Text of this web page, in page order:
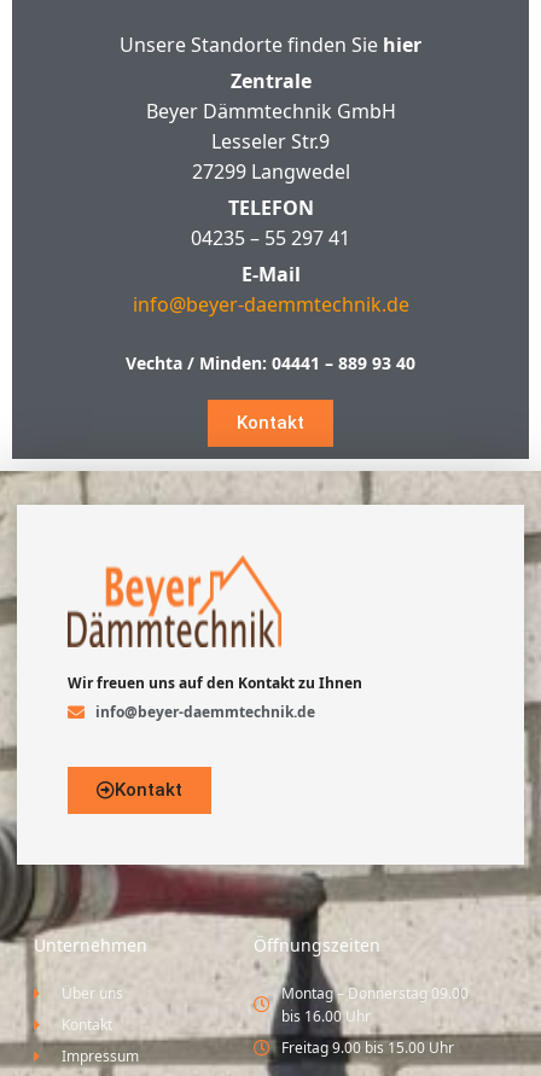
Unsere Standorte finden Sie hier
Zentrale
Beyer Dämmtechnik GmbH
Lesseler Str.9
27299 Langwedel
TELEFON
04235 – 55 297 41
E-Mail
info@beyer-daemmtechnik.de
Vechta / Minden: 04441 – 889 93 40
Kontakt
Wir freuen uns auf den Kontakt zu Ihnen
info@beyer-daemmtechnik.de
Kontakt
Unternehmen
Über uns
Kontakt
Impressum
Öffnungszeiten
Montag – Donnerstag 09.00
bis 16.00 Uhr
Freitag 9.00 bis 15.00 Uhr